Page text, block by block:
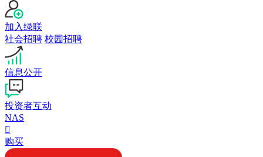
加入绿联
社会招聘 校园招聘
信息公开
投资者互动
NAS

购买